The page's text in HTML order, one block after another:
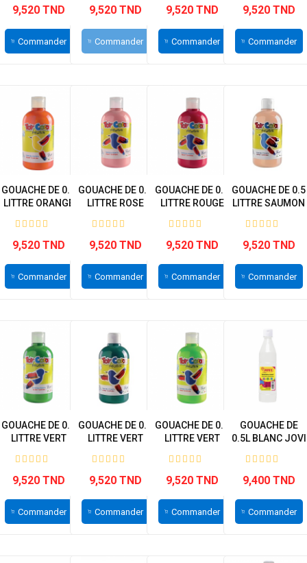
9,520 TND
Commander
9,520 TND
Commander
9,520 TND
Commander
9,520 TND
Commander
GOUACHE DE 0.5
LITTRE ORANGE
9,520 TND
Commander
GOUACHE DE 0.5
LITTRE ROSE
9,520 TND
Commander
GOUACHE DE 0.5
LITTRE ROUGE
9,520 TND
Commander
GOUACHE DE 0.5
LITTRE SAUMON
9,520 TND
Commander
GOUACHE DE 0.5
LITTRE VERT
9,520 TND
Commander
GOUACHE DE 0.5
LITTRE VERT
9,520 TND
Commander
GOUACHE DE 0.5
LITTRE VERT
9,520 TND
Commander
GOUACHE DE
0.5L BLANC JOVI
9,400 TND
Commander